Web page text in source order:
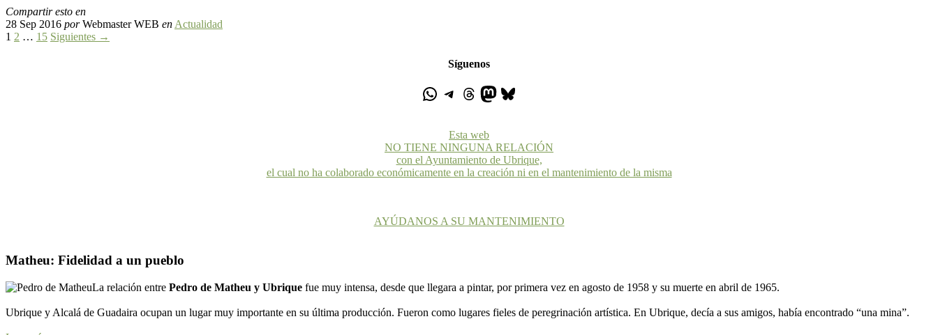
Compartir esto en
28 Sep 2016 porWebmaster WEB en Actualidad
1 2 … 15 Siguientes →
Síguenos
Esta web
NO TIENE NINGUNA RELACIÓN
con el Ayuntamiento de Ubrique,
el cual no ha colaborado económicamente en la creación ni en el mantenimiento de la misma
AYÚDANOS A SU MANTENIMIENTO
Matheu: Fidelidad a un pueblo
La relación entre Pedro de Matheu y Ubrique fue muy intensa, desde que llegara a pintar, por primera vez en agosto de 1958 y su muerte en abril de 1965.
Ubrique y Alcalá de Guadaira ocupan un lugar muy importante en su última producción. Fueron como lugares fieles de peregrinación artística. En Ubrique, decía a sus amigos, había encontrado “una mina”.